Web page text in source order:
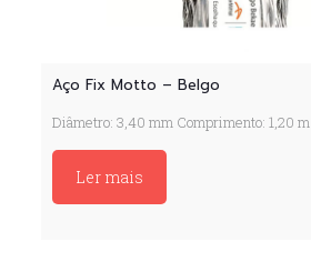
Aço Fix Motto – Belgo
Diâmetro: 3,40 mm Comprimento: 1,20 m
Ler mais